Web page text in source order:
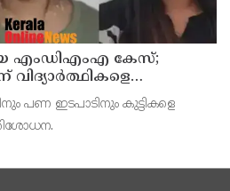
എംഡിഎംഎ കേസ്;
പണ ഇടപാടിനും കുട്ടികളെ